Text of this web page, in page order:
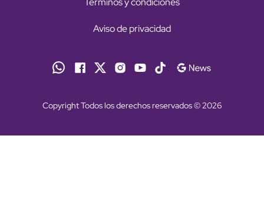
Aviso de privacidad
Copyright Todos los derechos reservados © 2026